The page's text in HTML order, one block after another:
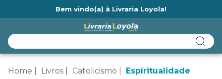
Bem vindo(a) à Livraria Loyola!
Home Livros Catolicismo Espíritualidade